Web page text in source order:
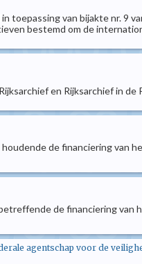
toepassing van bijakte nr. 9
bestemd om de
en Rijksarchief in de
de financiering van
de financiering van
agentschap voor de